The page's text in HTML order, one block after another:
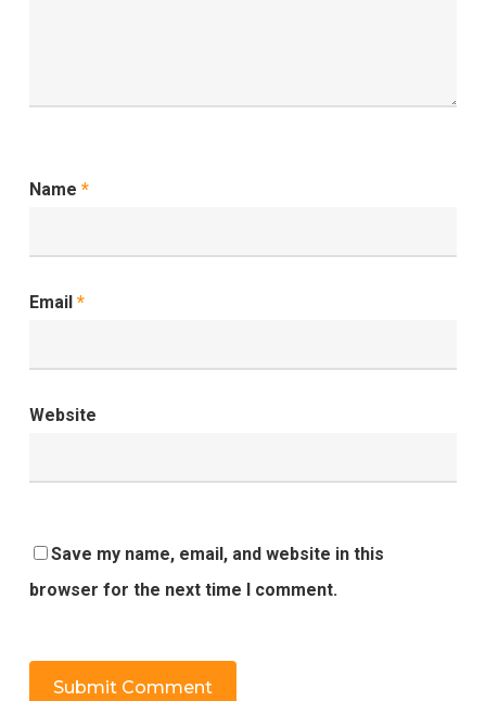
Name *
Email *
Website
Save my name, email, and website in this
browser for the next time I comment.